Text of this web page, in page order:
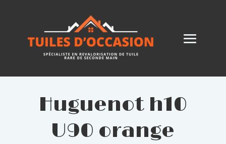
Huguenot h10
U90 orange